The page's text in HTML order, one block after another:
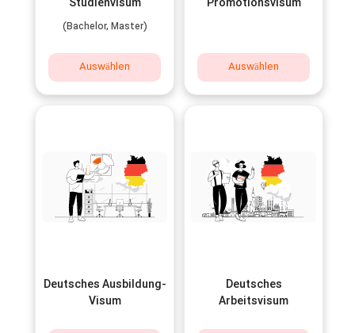
Studienvisum
(Bachelor, Master)
Auswählen
Promotionsvisum
Auswählen
Deutsches Ausbildung-
Visum
Deutsches
Arbeitsvisum